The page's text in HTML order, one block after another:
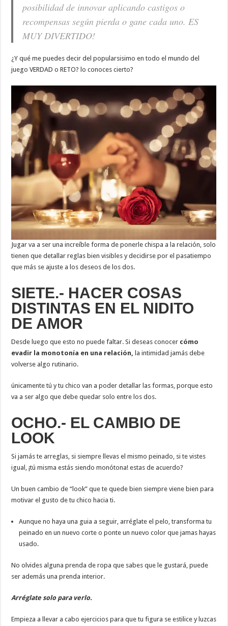
posibilidad de innovar aplicando castigos o
recompensas según pierda o gane cada uno. ES
MUY DIVERTIDO!
¿Y qué me puedes decir del popularsisimo en todo el mundo del
juego VERDAD o RETO? lo conoces cierto?
Jugar va a ser una increíble forma de ponerle chispa a la relación, solo
tienen que detallar reglas bien visibles y decidirse por el pasatiempo
que más se ajuste a los deseos de los dos.
SIETE.- HACER COSAS
DISTINTAS EN EL NIDITO
DE AMOR
Desde luego que esto no puede faltar. Si deseas conocer cómo
evadir la monotonía en una relación, la intimidad jamás debe
volverse algo rutinario.
únicamente tú y tu chico van a poder detallar las formas, porque esto
va a ser algo que debe quedar solo entre los dos.
OCHO.- EL CAMBIO DE
LOOK
Si jamás te arreglas, si siempre llevas el mismo peinado, si te vistes
igual, ¡tú misma estás siendo monótona! estas de acuerdo?
Un buen cambio de “look” que te quede bien siempre viene bien para
motivar el gusto de tu chico hacia ti.
Aunque no haya una guia a seguir, arréglate el pelo, transforma tu
peinado en un nuevo corte o ponte un nuevo color que jamas hayas
usado.
No olvides alguna prenda de ropa que sabes que le gustará, puede
ser además una prenda interior.
Arréglate solo para verlo.
Empieza a llevar a cabo ejercicios para que tu figura se estilice y luzcas